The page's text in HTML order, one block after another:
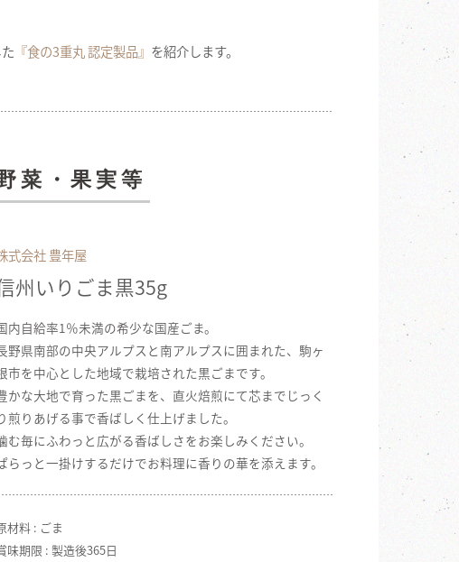
『食の3重丸 認定製品』 を紹介します。
菜・果実等
式会社 豊年屋
州いりごま黒35g
内自給率1％未満の希少な国産ごま。
野県南部の中央アルプスと南アルプスに囲まれた、駒ヶ
市を中心とした地域で栽培された黒ごまです。
かな大地で育った黒ごまを、直火焙煎にて芯までじっく
煎りあげる事で香ばしく仕上げました。
む毎にふわっと広がる香ばしさをお楽しみください。
らっと一掛けするだけでお料理に香りの華を添えます。
材料 : ごま
味期限 : 製造後365日